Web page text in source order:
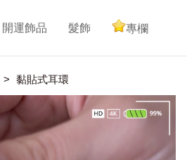
開運飾品 髮飾 專欄
黏貼式耳環